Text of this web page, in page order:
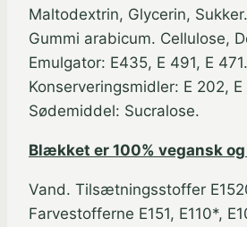
Maltodextrin, Glycerin,
Gummi arabicum. Cellulose,
Emulgator: E435, E 491, E
Konserveringsmidler: E 202,
Sødemiddel: Sucralose.
Blækket er 100% vegansk
Vand. Tilsætningsstoffer
Farvestofferne E151, E110*,